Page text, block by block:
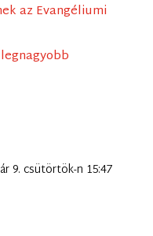
az Evangéliumi
9. csütörtök-n 15:47